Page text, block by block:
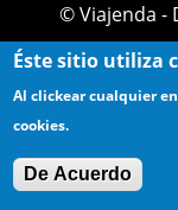
© Viajenda -
Éste sitio utiliza
Al clickear cualquier
cookies.
De Acuerdo